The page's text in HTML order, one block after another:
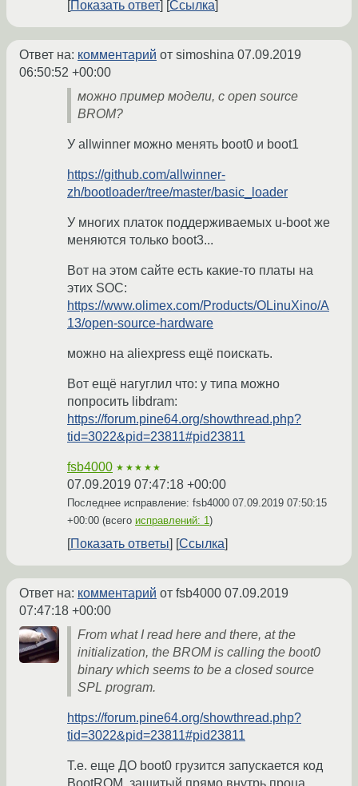
Показать ответ Ссылка
Ответ на: комментарий от simoshina 07.09.2019
06:50:52 +00:00
можно пример модели, с open source
BROM?
У allwinner можно менять boot0 и boot1
https://github.com/allwinner-
zh/bootloader/tree/master/basic_loader
У многих платок поддерживаемых u-boot же
меняются только boot3...
Вот на этом сайте есть какие-то платы на
этих SOC:
https://www.olimex.com/Products/OLinuXino/A
13/open-source-hardware
можно на aliexpress ещё поискать.
Вот ещё нагуглил что: у типа можно
попросить libdram:
https://forum.pine64.org/showthread.php?
tid=3022&pid=23811#pid23811
fsb4000 ★★★★★
07.09.2019 07:47:18 +00:00
Последнее исправление: fsb4000 07.09.2019 07:50:15
+00:00 (всего исправлений: 1)
Показать ответы Ссылка
Ответ на: комментарий от fsb4000 07.09.2019
07:47:18 +00:00
From what I read here and there, at the
initialization, the BROM is calling the boot0
binary which seems to be a closed source
SPL program.
https://forum.pine64.org/showthread.php?
tid=3022&pid=23811#pid23811
Т.е. еще ДО boot0 грузится запускается код